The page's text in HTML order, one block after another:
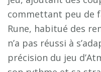
commettant peu de
Rune, habitué des
n’a pas réussi à
précision du jeu